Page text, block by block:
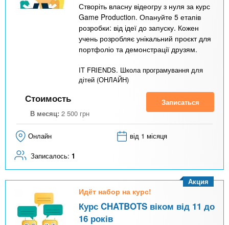
Створіть власну відеогру з нуля за курс
Game Production. Опануйте 5 етапів
розробки: від ідеї до запуску. Кожен
учень розробляє унікальний проєкт для
портфоліо та демонстрації друзям.
IT FRIENDS. Школа програмування для
дітей (ОНЛАЙН)
Стоимость
В месяц: 2 500 грн
Записаться
Онлайн від 1 місяця
Записалось: 1
Идёт набор на курс!
Курс CHATBOTS віком від 11 до
16 років
Акция